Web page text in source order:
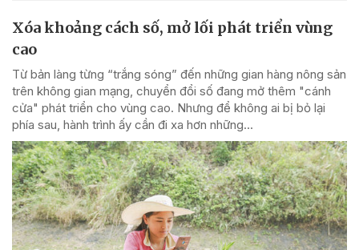
Xóa khoảng cách số, mở lối phát triển vùng
cao
Từ bản làng từng “trắng sóng” đến những gian hàng nông sản
trên không gian mạng, chuyển đổi số đang mở thêm "cánh
cửa" phát triển cho vùng cao. Nhưng để không ai bị bỏ lại
phía sau, hành trình ấy cần đi xa hơn những...